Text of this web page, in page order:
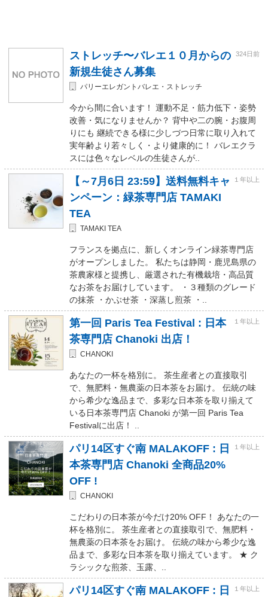
ストレッチ〜バレエ１０月からの
新規生徒さん募集
324日前
パリーエレガントバレエ・ストレッチ
今から間に合います！ 運動不足・筋力低下・姿勢
改善・気になりませんか？ 背中や二の腕・お腹周
りにも 継続できる様に少しづつ日常に取り入れて
実年齢より若々しく・より健康的に！ バレエクラ
スには色々なレベルの生徒さんが..
【～7月6日 23:59】送料無料キャ
ンペーン：緑茶専門店 TAMAKI
TEA
１年以上
TAMAKI TEA
フランスを拠点に、新しくオンライン緑茶専門店
がオープンしました。 私たちは静岡・鹿児島県の
茶農家様と提携し、厳選された有機栽培・高品質
なお茶をお届けしています。 ・３種類のグレード
の抹茶 ・かぶせ茶 ・深蒸し煎茶 ・..
第一回 Paris Tea Festival : 日本
茶専門店 Chanoki 出店！
１年以上
CHANOKI
あなたの一杯を格別に。 茶生産者との直接取引
で、無肥料・無農薬の日本茶をお届け。 伝統の味
から希少な逸品まで、多彩な日本茶を取り揃えて
いる日本茶専門店 Chanoki が第一回 Paris Tea
Festivalに出店！ ..
パリ14区すぐ南 MALAKOFF : 日
本茶専門店 Chanoki 全商品20%
OFF !
１年以上
CHANOKI
こだわりの日本茶が今だけ20% OFF！ あなたの一
杯を格別に。 茶生産者との直接取引で、無肥料・
無農薬の日本茶をお届け。 伝統の味から希少な逸
品まで、多彩な日本茶を取り揃えています。 ★ ク
ラシックな煎茶、玉露、..
パリ14区すぐ南 MALAKOFF : 日
１年以上